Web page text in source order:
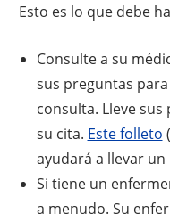
Esto es lo que debe
Consulte a su
sus preguntas
consulta. Lleve
su cita. Este folleto
ayudará a llevar
Si tiene un
a menudo. Su